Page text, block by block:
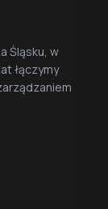
Śląsku, w
łączymy